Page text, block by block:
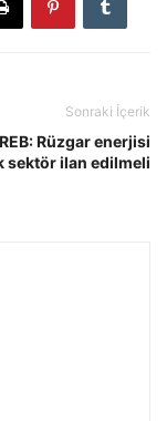
Sonraki İçerik
Rüzgar enerjisi
sektör ilan edilmeli